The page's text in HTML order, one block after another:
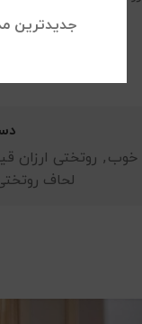
جدیدترین
خوب, روتختی ارزان
لحاف